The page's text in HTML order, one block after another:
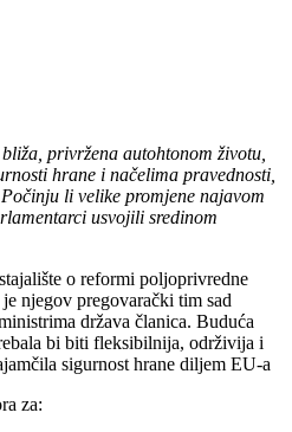
privržena autohtonom životu,
hrane i načelima pravednosti,
li velike promjene najavom
usvojili sredinom
o reformi poljoprivredne
njegov pregovarački tim sad
država članica. Buduća
bi biti fleksibilnija, održivija i
sigurnost hrane diljem EU-a
za: